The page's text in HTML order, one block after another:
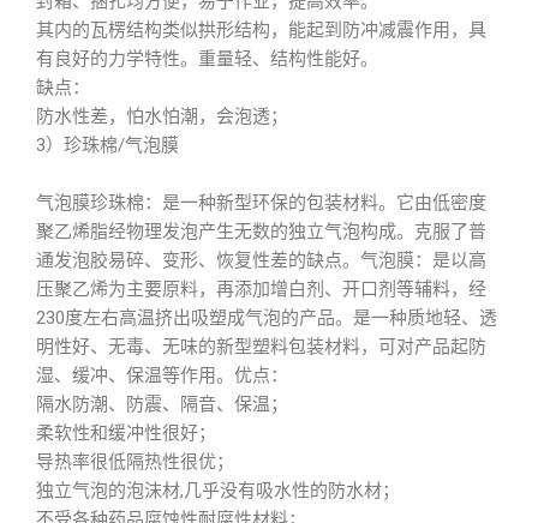
其内的瓦楞结构类似拱形结构，能起到防冲减震作用，具
有良好的力学特性。重量轻、结构性能好。
缺点：
防水性差，怕水怕潮，会泡透；
3）珍珠棉/气泡膜
气泡膜珍珠棉：是一种新型环保的包装材料。它由低密度
聚乙烯脂经物理发泡产生无数的独立气泡构成。克服了普
通发泡胶易碎、变形、恢复性差的缺点。气泡膜：是以高
压聚乙烯为主要原料，再添加增白剂、开口剂等辅料，经
230度左右高温挤出吸塑成气泡的产品。是一种质地轻、透
明性好、无毒、无味的新型塑料包装材料，可对产品起防
湿、缓冲、保温等作用。优点：
隔水防潮、防震、隔音、保温；
柔软性和缓冲性很好；
导热率很低隔热性很优；
独立气泡的泡沫材,几乎没有吸水性的防水材；